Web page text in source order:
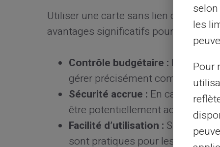
Utiliser une carte sans lien direct
avantages significatifs pour la
Contrôle budgétaire : Les
gérer précisément combien
Sécurité accrue : En cas de
être potentiellement accessibles.
Facilité d’utilisation : Simples à
sont pratiques pour les achats
les
Pour